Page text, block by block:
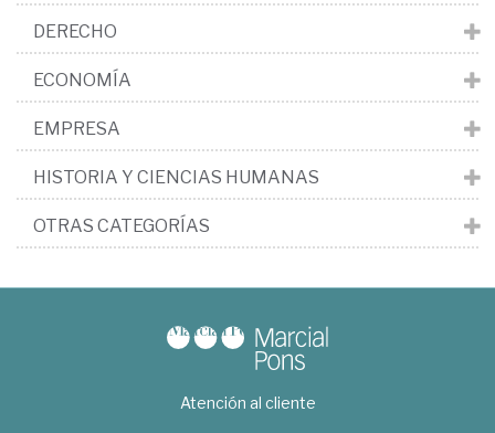
DERECHO
ECONOMÍA
EMPRESA
HISTORIA Y CIENCIAS HUMANAS
OTRAS CATEGORÍAS
Atención al cliente